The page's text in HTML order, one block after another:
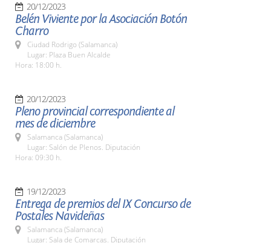
20/12/2023
Belén Viviente por la Asociación Botón
Charro
Ciudad Rodrigo (Salamanca)
Lugar: Plaza Buen Alcalde
Hora: 18:00 h.
20/12/2023
Pleno provincial correspondiente al
mes de diciembre
Salamanca (Salamanca)
Lugar: Salón de Plenos. Diputación
Hora: 09:30 h.
19/12/2023
Entrega de premios del IX Concurso de
Postales Navideñas
Salamanca (Salamanca)
Lugar: Sala de Comarcas. Diputación